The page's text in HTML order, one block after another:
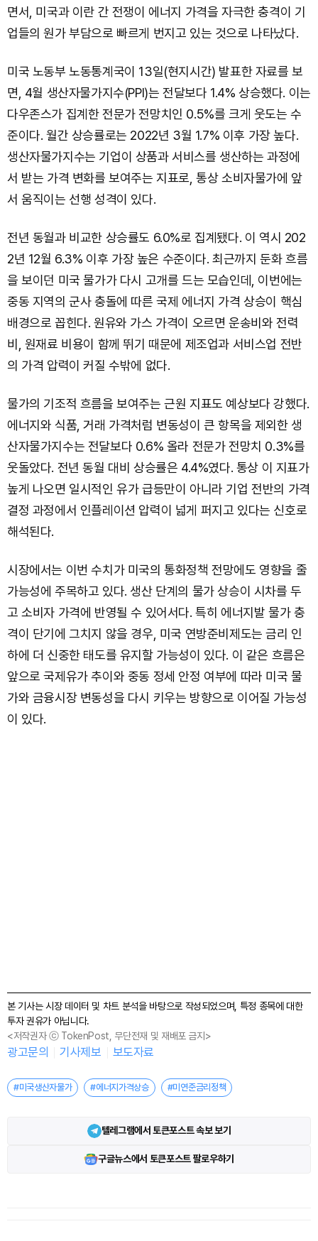
면서, 미국과 이란 간 전쟁이 에너지 가격을 자극한 충격이 기
업들의 원가 부담으로 빠르게 번지고 있는 것으로 나타났다.
미국 노동부 노동통계국이 13일(현지시간) 발표한 자료를 보
면, 4월 생산자물가지수(PPI)는 전달보다 1.4% 상승했다. 이는
다우존스가 집계한 전문가 전망치인 0.5%를 크게 웃도는 수
준이다. 월간 상승률로는 2022년 3월 1.7% 이후 가장 높다.
생산자물가지수는 기업이 상품과 서비스를 생산하는 과정에
서 받는 가격 변화를 보여주는 지표로, 통상 소비자물가에 앞
서 움직이는 선행 성격이 있다.
전년 동월과 비교한 상승률도 6.0%로 집계됐다. 이 역시 202
2년 12월 6.3% 이후 가장 높은 수준이다. 최근까지 둔화 흐름
을 보이던 미국 물가가 다시 고개를 드는 모습인데, 이번에는
중동 지역의 군사 충돌에 따른 국제 에너지 가격 상승이 핵심
배경으로 꼽힌다. 원유와 가스 가격이 오르면 운송비와 전력
비, 원재료 비용이 함께 뛰기 때문에 제조업과 서비스업 전반
의 가격 압력이 커질 수밖에 없다.
물가의 기조적 흐름을 보여주는 근원 지표도 예상보다 강했다.
에너지와 식품, 거래 가격처럼 변동성이 큰 항목을 제외한 생
산자물가지수는 전달보다 0.6% 올라 전문가 전망치 0.3%를
웃돌았다. 전년 동월 대비 상승률은 4.4%였다. 통상 이 지표가
높게 나오면 일시적인 유가 급등만이 아니라 기업 전반의 가격
결정 과정에서 인플레이션 압력이 넓게 퍼지고 있다는 신호로
해석된다.
시장에서는 이번 수치가 미국의 통화정책 전망에도 영향을 줄
가능성에 주목하고 있다. 생산 단계의 물가 상승이 시차를 두
고 소비자 가격에 반영될 수 있어서다. 특히 에너지발 물가 충
격이 단기에 그치지 않을 경우, 미국 연방준비제도는 금리 인
하에 더 신중한 태도를 유지할 가능성이 있다. 이 같은 흐름은
앞으로 국제유가 추이와 중동 정세 안정 여부에 따라 미국 물
가와 금융시장 변동성을 다시 키우는 방향으로 이어질 가능성
이 있다.
본 기사는 시장 데이터 및 차트 분석을 바탕으로 작성되었으며, 특정 종목에 대한
투자 권유가 아닙니다.
<저작권자 ⓒ TokenPost, 무단전재 및 재배포 금지>
광고문의 기사제보 보도자료
#미국생산자물가 #에너지가격상승 #미연준금리정책
텔레그램에서 토큰포스트 속보 보기
구글뉴스에서 토큰포스트 팔로우하기